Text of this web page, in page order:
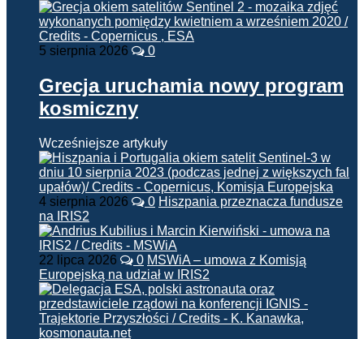
5 sierpnia 2026 0
Grecja uruchamia nowy program
kosmiczny
Wcześniejsze artykuły
4 sierpnia 2026 0 Hiszpania przeznacza fundusze
na IRIS2
22 lipca 2026 0 MSWiA – umowa z Komisją
Europejską na udział w IRIS2